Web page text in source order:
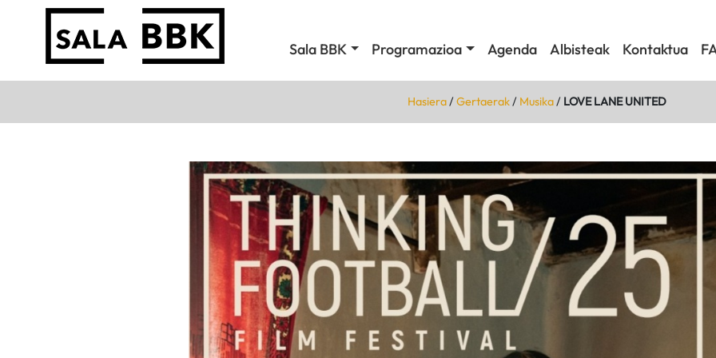
Sala BBK Programazioa Agenda Albisteak Kontaktua
Hasiera/Gertaerak/ Musika/ LOVE LANE UNITED